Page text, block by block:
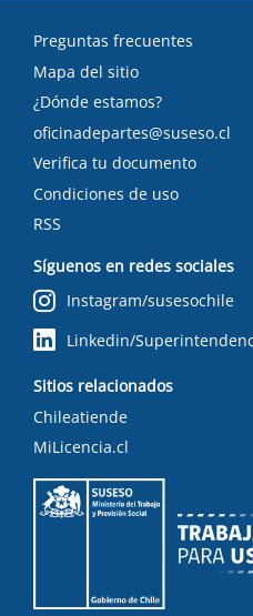
Preguntas frecuentes
Mapa del sitio
¿Dónde estamos?
oficinadepartes@suseso.cl
Verifica tu documento
Condiciones de uso
RSS
Síguenos en redes sociales
Instagram/susesochile
Linkedin/
Sitios relacionados
Chileatiende
MiLicencia.cl